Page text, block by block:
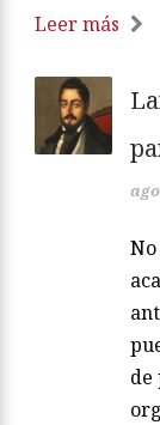
Leer más
de